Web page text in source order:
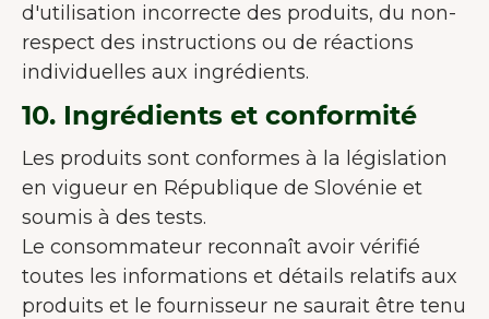
d'utilisation incorrecte des produits, du non-
respect des instructions ou de réactions
individuelles aux ingrédients.
10. Ingrédients et conformité
Les produits sont conformes à la législation
en vigueur en République de Slovénie et
soumis à des tests.
Le consommateur reconnaît avoir vérifié
toutes les informations et détails relatifs aux
produits et le fournisseur ne saurait être tenu